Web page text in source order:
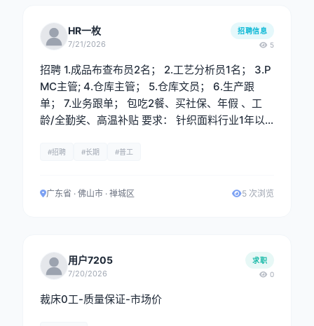
料、现代纺织技术等相关专业优先。 2.具备2年以
上针织面料工艺分析或织造工艺相关工作经验。有
能熟练进行面料拆纱分析，准确判断纱支、成分、
组织结构及排针排三角工艺。
HR一枚
7/21/2026
招聘信息
5
招聘 1.成品布查布员2名； 2.工艺分析员1名； 3.P
MC主管; 4.仓库主管； 5.仓库文员； 6.生产跟
单； 7.业务跟单； 包吃2餐、买社保、年假 、工
龄/全勤奖、高温补贴 要求： 针织面料行业1年以
#招聘 #长期 #普工
广东省 · 佛山市 · 禅城区 5 次浏览
用户7205
7/20/2026
求职
0
裁床0工-质量保证-市场价